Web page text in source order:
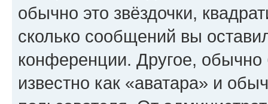
обычно это звёздочки,
сколько сообщений вы
конференции. Другое,
известно как «аватара» и